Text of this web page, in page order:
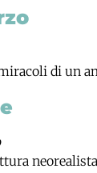
di un